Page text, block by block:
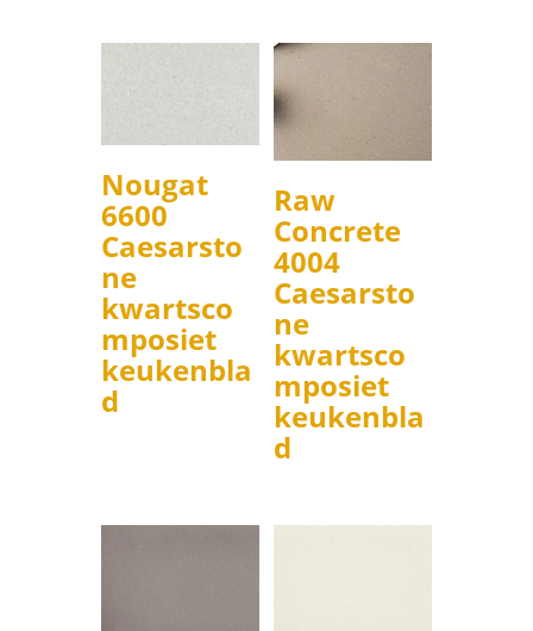
Nougat
6600
Caesarsto
ne
kwartsco
mposiet
keukenbla
d
Raw
Concrete
4004
Caesarsto
ne
kwartsco
mposiet
keukenbla
d